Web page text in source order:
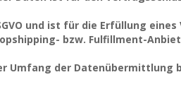
und ist für die Erfüllung
bzw. Fulfillment-
Umfang der Datenübermittlung